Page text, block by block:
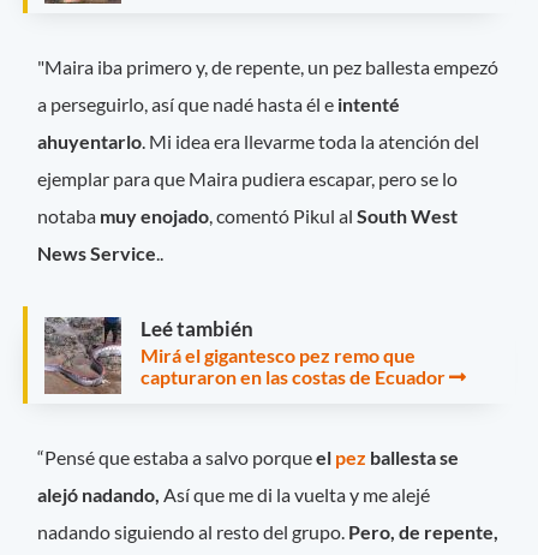
"Maira iba primero y, de repente, un pez ballesta empezó
a perseguirlo, así que nadé hasta él e intenté
ahuyentarlo. Mi idea era llevarme toda la atención del
ejemplar para que Maira pudiera escapar, pero se lo
notaba muy enojado, comentó Pikul alSouth West
News Service..
Leé también
Mirá el gigantesco pez remo que
capturaron en las costas de Ecuador
“Pensé que estaba a salvo porqueel pez ballesta se
alejó nadando, Así que me di la vuelta y me alejé
nadando siguiendo al resto del grupo. Pero, de repente,